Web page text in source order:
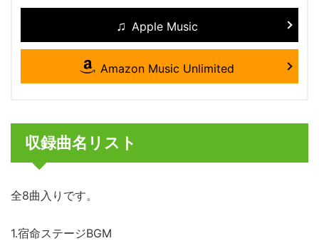
Apple Music
Amazon Music Unlimited
収録曲名リスト
全8曲入りです。
1.宿命ステージBGM